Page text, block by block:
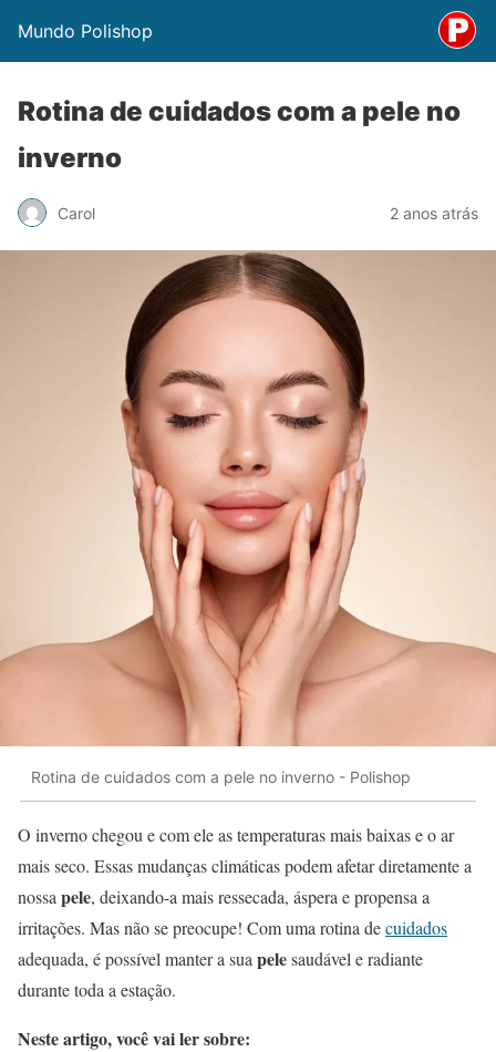
Mundo Polishop
Rotina de cuidados com a pele no
inverno
Carol 2 anos atrás
Rotina de cuidados com a pele no inverno - Polishop
O inverno chegou e com ele as temperaturas mais baixas e o ar
mais seco. Essas mudanças climáticas podem afetar diretamente a
nossa pele, deixando-a mais ressecada, áspera e propensa a
irritações. Mas não se preocupe! Com uma rotina decuidados
adequada, é possível manter a sua pelesaudável e radiante
durante toda a estação.
Neste artigo, você vai ler sobre: